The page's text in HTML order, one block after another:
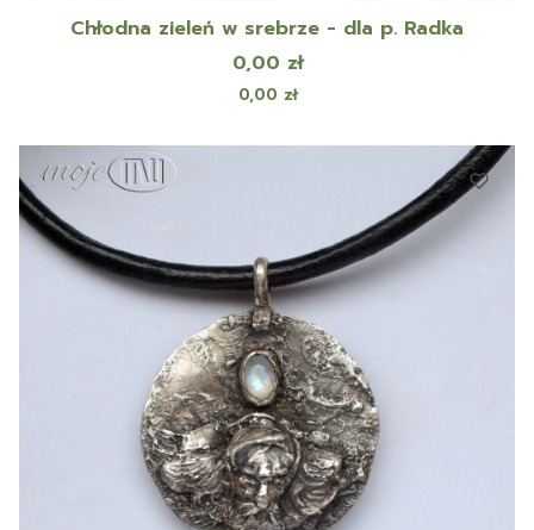
Chłodna zieleń w srebrze - dla p. Radka
Cena
0,00 zł
Cena
0,00 zł